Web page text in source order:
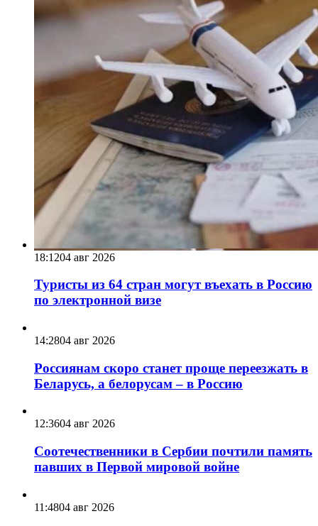
18:1204 авг 2026
Туристы из 64 стран могут въехать в Россию
по электронной визе
14:2804 авг 2026
Россиянам скоро станет проще переезжать в
Беларусь, а белорусам – в Россию
12:3604 авг 2026
Соотечественники в Сербии почтили память
павших в Первой мировой войне
11:4804 авг 2026